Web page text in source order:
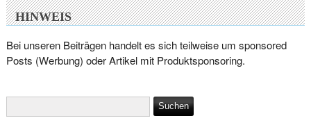
HINWEIS
Bei unseren Beiträgen handelt es sich teilweise um sponsored
Posts (Werbung) oder Artikel mit Produktsponsoring.